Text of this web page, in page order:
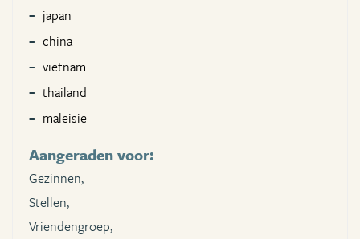
japan
china
vietnam
thailand
maleisie
Aangeraden voor:
Gezinnen,
Stellen,
Vriendengroep,